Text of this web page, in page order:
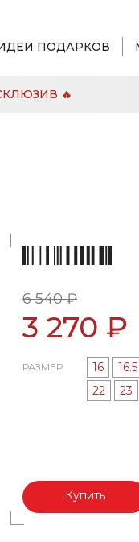
ПОДАРКОВ
🔥
6 540 ₽
3 270 ₽
РАЗМЕР 16 16.5
22
23
Купить